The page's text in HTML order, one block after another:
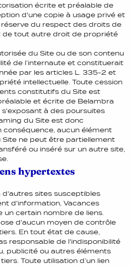
écrite et préalable de
d'une copie à usage privé et
du respect des droits de
de tout autre droit de propriété
du Site ou de son contenu
de l’internaute et constituerait
par les articles L. 335-2 et
intellectuelle. Toute cession
constitutifs du Site est
et écrite de Belambra
à des poursuites
du Site est donc
aucun élément
ne peut être partiellement
ou inséré sur un autre site,
hypertextes
sites susceptibles
d'information, Vacances
un certain nombre de liens.
d'aucun moyen de contrôle
En tout état de cause,
responsable de l'indisponibilité
publicité ou autres éléments
Toute utilisation d’un lien